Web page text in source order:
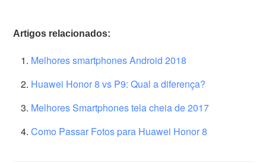
Artigos relacionados:
Melhores smartphones Android 2018
Huawei Honor 8 vs P9: Qual a diferença?
Melhores Smartphones tela cheia de 2017
Como Passar Fotos para Huawei Honor 8